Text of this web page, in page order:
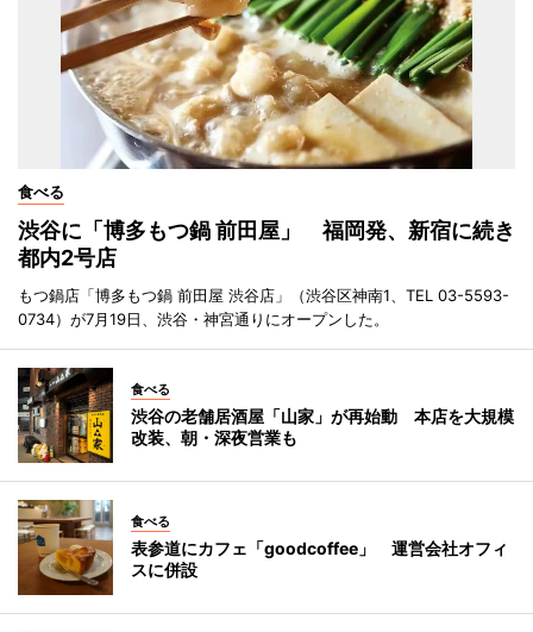
食べる
渋谷に「博多もつ鍋 前田屋」 福岡発、新宿に続き
都内2号店
もつ鍋店「博多もつ鍋 前田屋 渋谷店」（渋谷区神南1、TEL 03-5593-
0734）が7月19日、渋谷・神宮通りにオープンした。
食べる
渋谷の老舗居酒屋「山家」が再始動 本店を大規模
改装、朝・深夜営業も
食べる
表参道にカフェ「goodcoffee」 運営会社オフィ
スに併設